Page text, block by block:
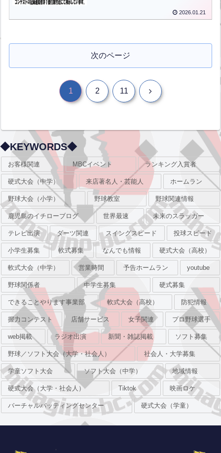
2026.01.21
次のページ
1 2 11 次
◆KEYWORDS◆
お客様関連 MBCイベント ランキング入賞者
硬式大会（中学） 来店著名人・芸能人 ホームラン
野球大会（小学） 野球教室 野球関連情報
鹿児島のイチローブログ 世界最速 未来のスラッガー
テレビ出演 ダーツ関連 スイングスピード 投球スピード
小学生募集 軟式募集 なんでも情報 硬式大会（高校）
軟式大会（中学） 営業時間 予告ホームラン youtube
野球関係者 中学生募集 硬式募集
できることやります事業部 軟式大会（高校） 防犯情報
握力コンテスト 店舗サービス 女子関連 プロ野球選手
web掲載 ラジオ出演 新聞・雑誌掲載 ソフト募集
野球／ソフト大会（大学・社会人） 社会人・大学募集
学童ソフト大会 ソフト大会（中学） 地域情報
硬式大会（大学・社会人） Tiktok 映画ロケ
バーチャルバッティングセンター 硬式大会（学童）